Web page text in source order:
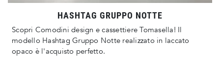
HASHTAG GRUPPO NOTTE
Scopri Comodini design e cassettiere Tomasella! Il
modello Hashtag Gruppo Notte realizzato in laccato
opaco è l'acquisto perfetto.